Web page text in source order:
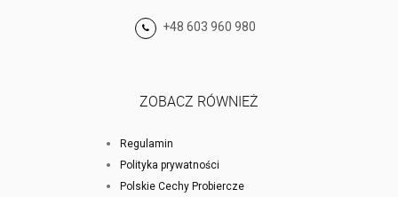
+48 603 960 980
ZOBACZ RÓWNIEŻ
Regulamin
Polityka prywatności
Polskie Cechy Probiercze